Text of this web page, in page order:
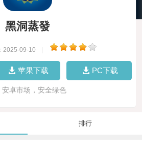
黑洞蒸發
2025-09-10
苹果下载 PC下载
安卓市场，安全绿色
排行